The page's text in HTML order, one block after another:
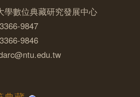
學數位典藏研究發展中心
9847
9846